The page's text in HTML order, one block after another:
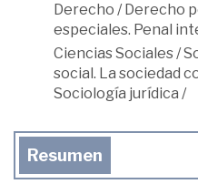
Derecho / Derecho
especiales. Penal
Ciencias Sociales/
social. La sociedad
Sociología jurídica /
Resumen